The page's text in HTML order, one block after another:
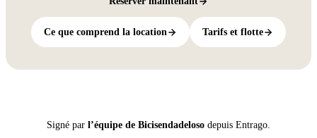
Ce que comprend la location Tarifs et flotte
Signé par l’équipe de Bicisendadeloso depuis Entrago.